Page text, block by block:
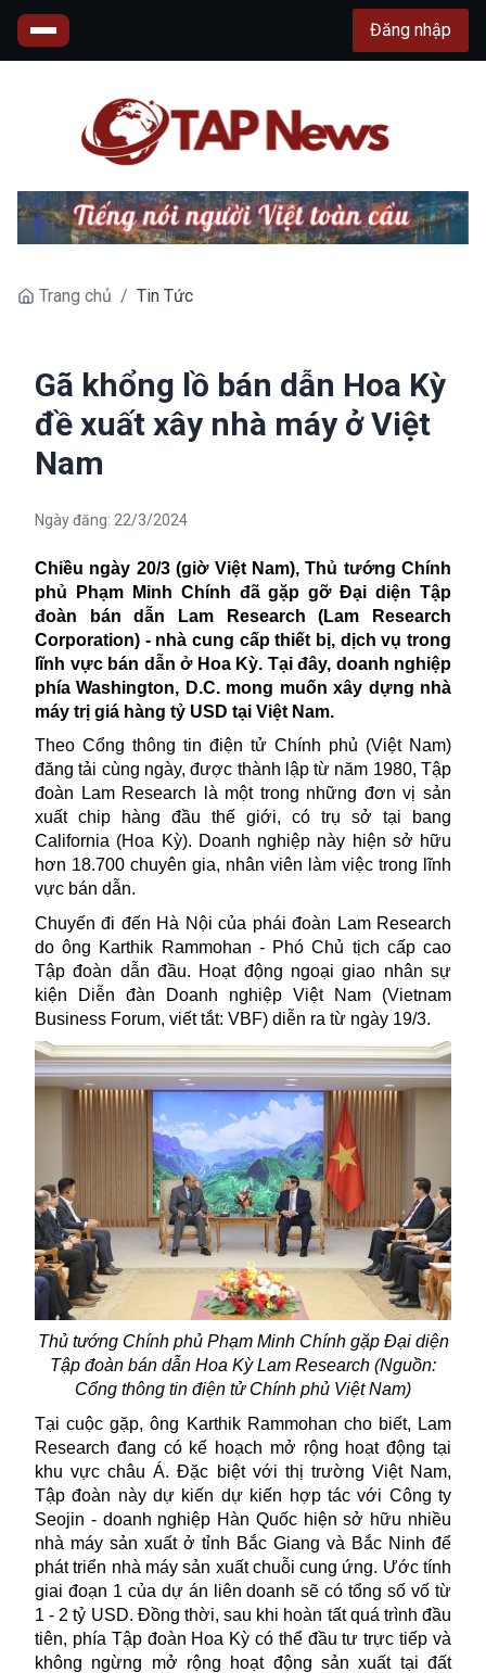
Đăng nhập
Trang chủ / Tin Tức
Gã khổng lồ bán dẫn Hoa Kỳ
đề xuất xây nhà máy ở Việt
Nam
Ngày đăng: 22/3/2024
Chiều ngày 20/3 (giờ Việt Nam), Thủ tướng Chính
phủ Phạm Minh Chính đã gặp gỡ Đại diện Tập
đoàn bán dẫn Lam Research (Lam Research
Corporation) - nhà cung cấp thiết bị, dịch vụ trong
lĩnh vực bán dẫn ở Hoa Kỳ. Tại đây, doanh nghiệp
phía Washington, D.C. mong muốn xây dựng nhà
máy trị giá hàng tỷ USD tại Việt Nam.
Theo Cổng thông tin điện tử Chính phủ (Việt Nam)
đăng tải cùng ngày, được thành lập từ năm 1980, Tập
đoàn
Lam Research là một trong những đơn vị sản
xuất chip hàng đầu thế giới, có trụ sở tại bang
California (Hoa Kỳ). Doanh nghiệp này hiện sở hữu
hơn 18.700 chuyên gia, nhân viên làm việc trong lĩnh
vực bán dẫn.
Chuyến đi đến Hà Nội của phái đoàn Lam Research
do ông Karthik Rammohan - Phó Chủ tịch cấp cao
Tập đoàn dẫn đầu. Hoạt động ngoại giao nhân sự
kiện Diễn đàn Doanh nghiệp Việt Nam (Vietnam
Business Forum, viết tắt: VBF) diễn ra từ ngày 19/3.
Thủ tướng Chính phủ Phạm Minh Chính gặp Đại diện
Tập đoàn bán dẫn Hoa Kỳ Lam Research (Nguồn:
Cổng thông tin điện tử Chính phủ Việt Nam)
Tại cuộc gặp, ông Karthik Rammohan cho biết, Lam
Research đang có kế hoạch mở rộng hoạt động tại
khu vực châu Á. Đặc biệt với thị trường Việt Nam,
Tập đoàn này dự kiến dự kiến hợp tác với Công ty
Seojin - doanh nghiệp Hàn Quốchiện sở hữu nhiều
nhà máy sản xuất ở tỉnh Bắc Giang và Bắc Ninh để
phát triển nhà máy sản xuất chuỗi cung ứng. Ước tính
giai đoạn 1 của dự án liên doanh sẽ có tổng số vố từ
1 - 2 tỷ USD. Đồng thời, sau khi hoàn tất quá trình đầu
tiên, phía Tập đoàn Hoa Kỳ có thể đầu tư trực tiếp và
không ngừng mở rộng hoạt động sản xuất tại đất